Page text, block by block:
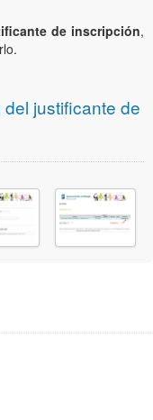
de inscripción,
justificante de